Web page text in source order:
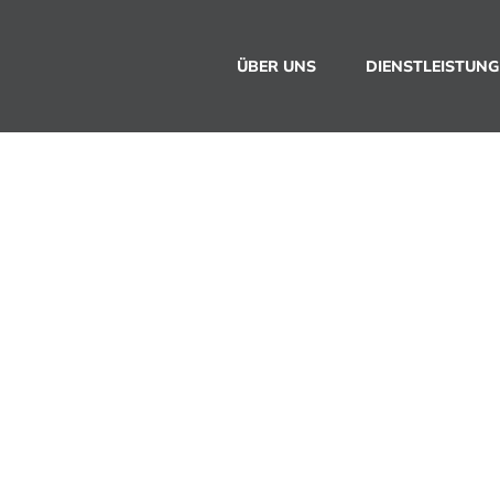
ÜBER UNS DIENSTLEISTUNG